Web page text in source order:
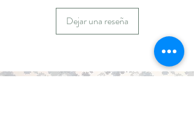
Dejar una reseña